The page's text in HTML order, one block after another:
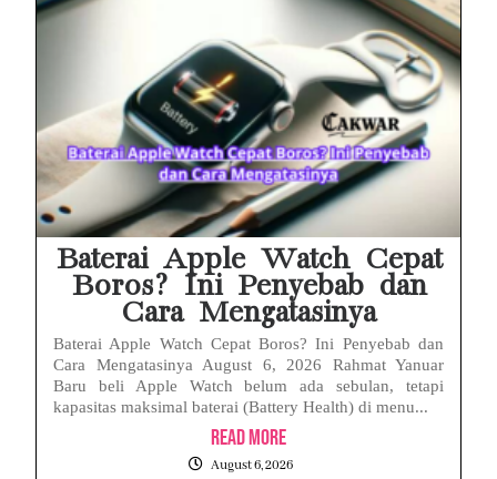
Baterai Apple Watch Cepat
Boros? Ini Penyebab dan
Cara Mengatasinya
Baterai Apple Watch Cepat Boros? Ini Penyebab dan
Cara Mengatasinya August 6, 2026 Rahmat Yanuar
Baru beli Apple Watch belum ada sebulan, tetapi
kapasitas maksimal baterai (Battery Health) di menu...
Read More
August 6, 2026